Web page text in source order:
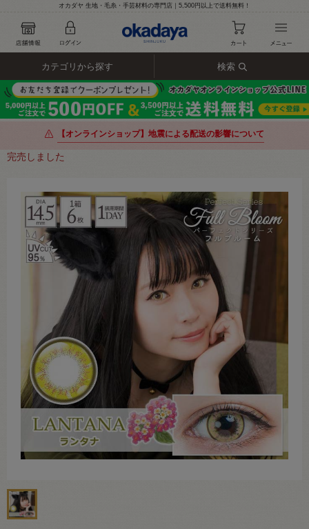
オカダヤ 生地・毛糸・手芸材料の専門店｜5,500円以上で送料無料！
カテゴリから探す 検索
【オンラインショップ】地震による配送の影響について
完売しました